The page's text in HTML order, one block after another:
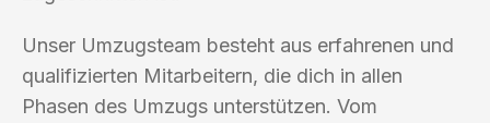
Unser Umzugsteam besteht aus erfahrenen und
qualifizierten Mitarbeitern, die dich in allen
Phasen des Umzugs unterstützen. Vom